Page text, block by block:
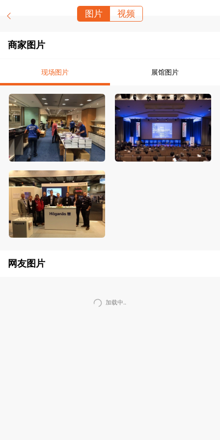
图片 视频
商家图片
现场图片 展馆图片
网友图片
加载中..